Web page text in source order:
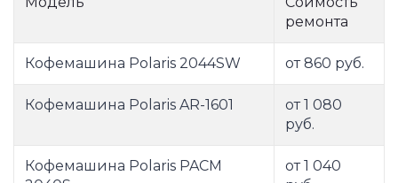
ремонта
Кофемашина Polaris 2044SW от 860 руб.
Кофемашина Polaris AR-1601
от 1 080
руб.
Кофемашина Polaris PACM
от 1 040